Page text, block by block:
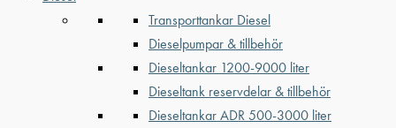
Transporttankar Diesel
Dieselpumpar & tillbehör
Dieseltankar 1200-9000 liter
Dieseltank reservdelar & tillbehör
Dieseltankar ADR 500-3000 liter